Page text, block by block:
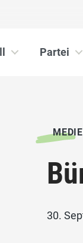
Partei
30.